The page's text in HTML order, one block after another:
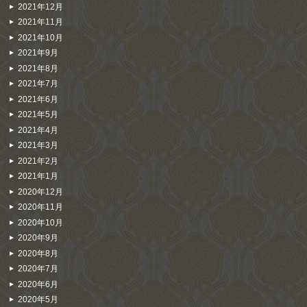
2021年12月
2021年11月
2021年10月
2021年9月
2021年8月
2021年7月
2021年6月
2021年5月
2021年4月
2021年3月
2021年2月
2021年1月
2020年12月
2020年11月
2020年10月
2020年9月
2020年8月
2020年7月
2020年6月
2020年5月